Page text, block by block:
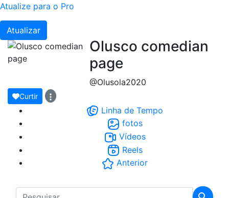
Atualize para o Pro
Atualizar
Olusco comedian
page
@Olusola2020
Curtir
Linha de Tempo
fotos
Vídeos
Reels
Anterior